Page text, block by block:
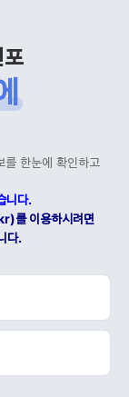
한눈에 확인하고
니다.
이용하시려면
다.